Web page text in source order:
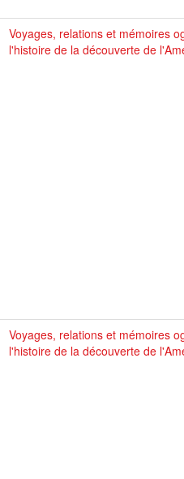
Voyages, relations et mémoires
l'histoire de la découverte de
Voyages, relations et mémoires
l'histoire de la découverte de